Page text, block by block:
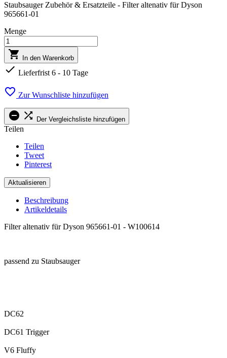
Staubsauger Zubehör & Ersatzteile - Filter altenativ für Dyson
965661-01
Menge
 In den Warenkorb
 Lieferfrist 6 - 10 Tage
 Zur Wunschliste hinzufügen
  Der Vergleichsliste hinzufügen
Teilen
Teilen
Tweet
Pinterest
Beschreibung
Artikeldetails
Filter altenativ für Dyson 965661-01 - W100614
passend zu Staubsauger
DC62
DC61 Trigger
V6 Fluffy